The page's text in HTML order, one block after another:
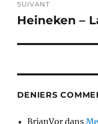
SUIVANT
Publication
Heineken –
DENIERS
BrianVor dans